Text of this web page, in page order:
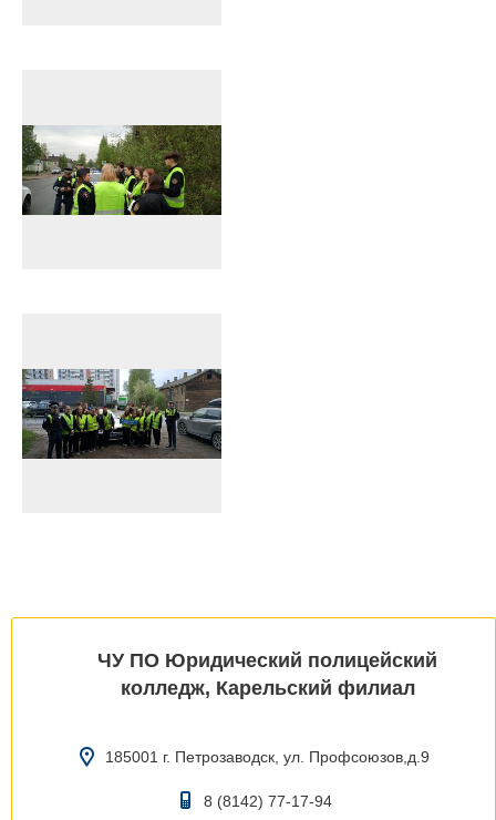
ЧУ ПО Юридический полицейский
колледж, Карельский филиал
185001 г. Петрозаводск, ул. Профсоюзов,д.9
8 (8142) 77-17-94